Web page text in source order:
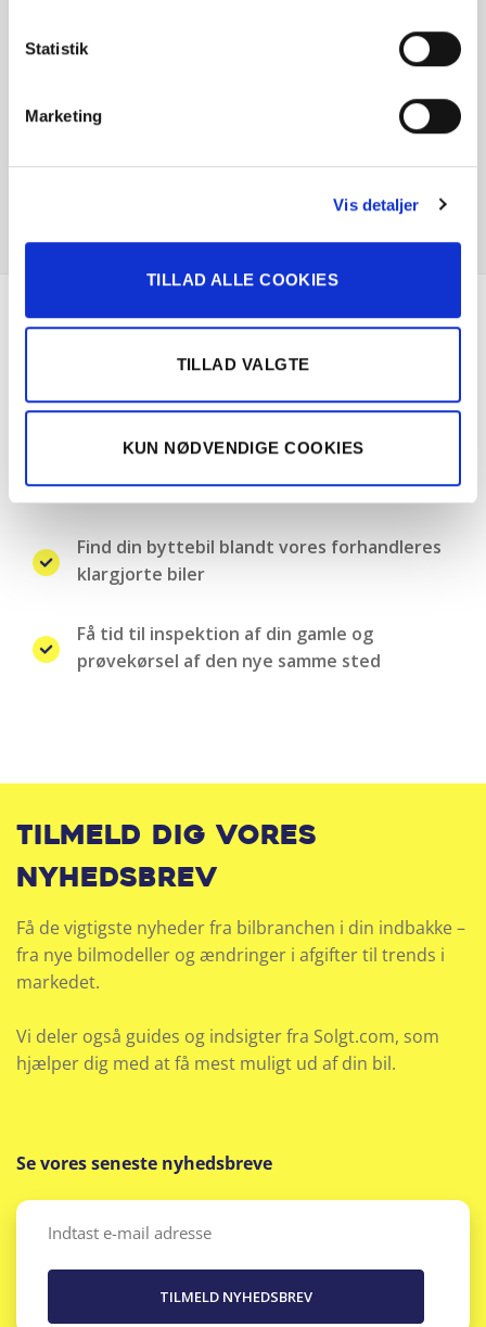
Statistik
Marketing
Vis detaljer
TILLAD ALLE COOKIES
TILLAD VALGTE
KUN NØDVENDIGE COOKIES
Om Solgt.com
Nemt, hurtigt og sikkert bilsalg
Landsdækkende samarbejde med over 100
bilforhandlere
Find din byttebil blandt vores forhandleres
klargjorte biler
Få tid til inspektion af din gamle og
prøvekørsel af den nye samme sted
Tilmeld dig vores
nyhedsbrev
Få de vigtigste nyheder fra bilbranchen i din indbakke –
fra nye bilmodeller og ændringer i afgifter til trends i
markedet.
Vi deler også guides og indsigter fra Solgt.com, som
hjælper dig med at få mest muligt ud af din bil.
Se vores seneste nyhedsbreve
Email